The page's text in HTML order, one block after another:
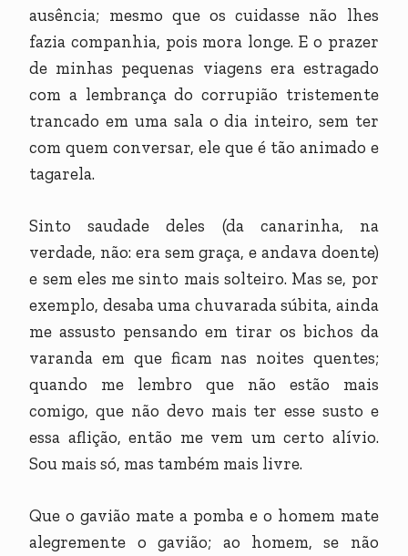
ausência; mesmo que os cuidasse não lhes
fazia companhia, pois mora longe. E o prazer
de minhas pequenas viagens era estragado
com a lembrança do corrupião tristemente
trancado em uma sala o dia inteiro, sem ter
com quem conversar, ele que é tão animado e
tagarela.
Sinto saudade deles (da canarinha, na
verdade, não: era sem graça, e andava doente)
e sem eles me sinto mais solteiro. Mas se, por
exemplo, desaba uma chuvarada súbita, ainda
me assusto pensando em tirar os bichos da
varanda em que ficam nas noites quentes;
quando me lembro que não estão mais
comigo, que não devo mais ter esse susto e
essa aflição, então me vem um certo alívio.
Sou mais só, mas também mais livre.
Que o gavião mate a pomba e o homem mate
alegremente o gavião; ao homem, se não